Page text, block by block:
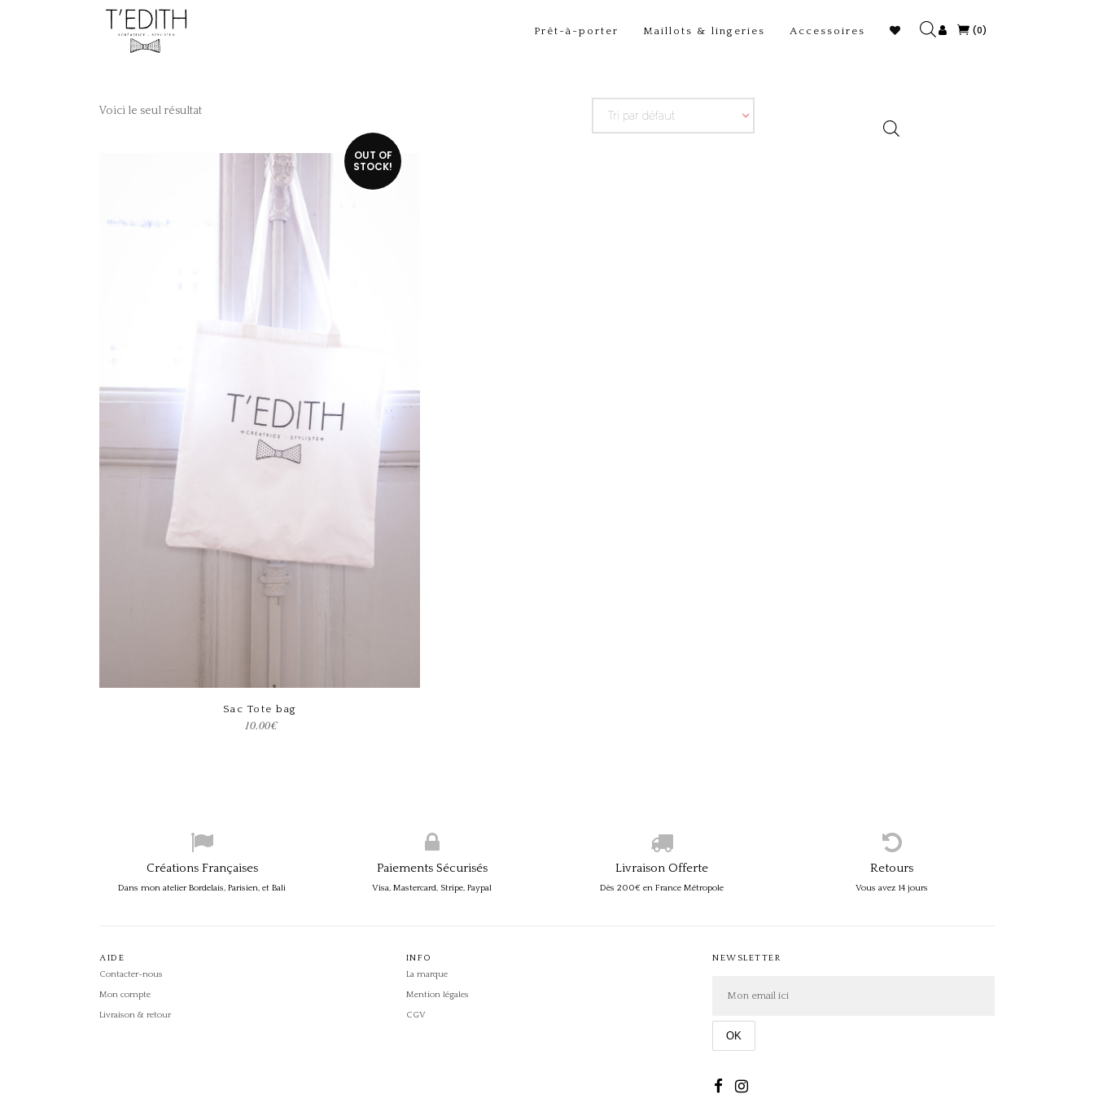
Prêt-à-porter Maillots & lingeries Accessoires (0)
Voici le seul résultat Tri par défaut
OUT OF
STOCK!
Choix des options
Ce produit a plusieurs variations. Les options peuvent être choisies sur la page du produit
Sac Tote bag
10.00€
Créations Françaises
Dans mon atelier Bordelais, Parisien, et Bali
Paiements Sécurisés
Visa, Mastercard, Stripe, Paypal
Livraison Offerte
Dès 200€ en France Métropole
Retours
Vous avez 14 jours
AIDE
Contacter-nous
Mon compte
Livraison & retour
INFO
La marque
Mention légales
CGV
NEWSLETTER